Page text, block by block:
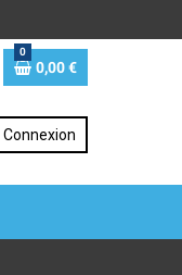
0
0,00 €
Connexion